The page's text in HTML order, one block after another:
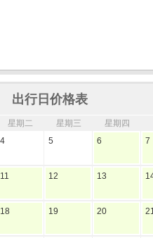
出行日价格表
星期二 星期三 星期四
4 5 6 7
11 12 13
18 19 20